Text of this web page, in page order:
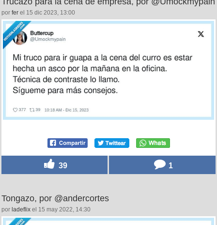
Trucazo para la cena de empresa, por @Umockmypain
por fer el 15 dic 2023, 13:00
39 1
Tongazo, por @andercortes
por el 15 may 2022, 14:30